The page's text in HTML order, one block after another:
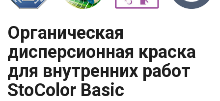
Органическая
дисперсионная краска
для внутренних работ
StoColor Basic